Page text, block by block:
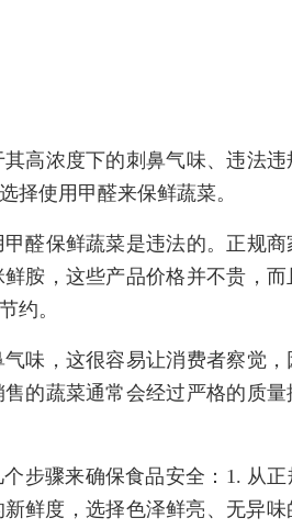
高浓度下的刺鼻气味、违法
择使用甲醛来保鲜蔬菜。
醛保鲜蔬菜是违法的。正规
胺，这些产品价格并不贵，
约。
味，这很容易让消费者察觉
的蔬菜通常会经过严格的质
步骤来确保食品安全：1. 从
鲜度，选择色泽鲜亮、无异味